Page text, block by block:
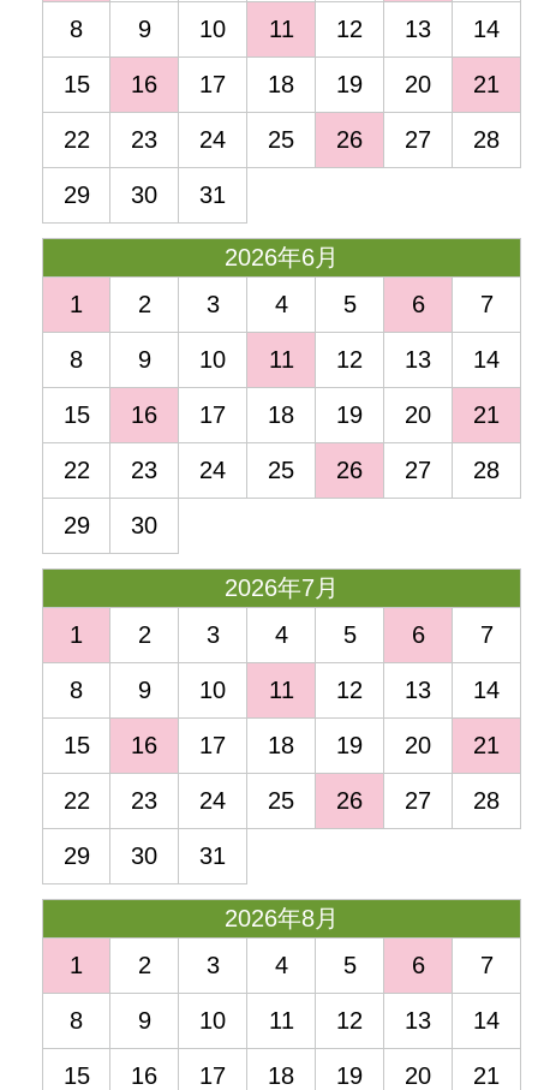
8 9 10 11 12 13 14
15 16 17 18 19 20 21
22 23 24 25 26 27 28
29 30 31
2026年6月
1
2 3 4 5 6 7
8 9 10 11 12 13 14
15 16 17 18 19 20 21
22 23 24 25 26 27 28
29 30
2026年7月
1
2 3 4 5 6 7
8 9 10 11 12 13 14
15 16 17 18 19 20 21
22 23 24 25 26 27 28
29 30 31
2026年8月
1
2 3 4 5 6 7
8 9 10 11 12 13 14
15 16 17 18 19 20 21